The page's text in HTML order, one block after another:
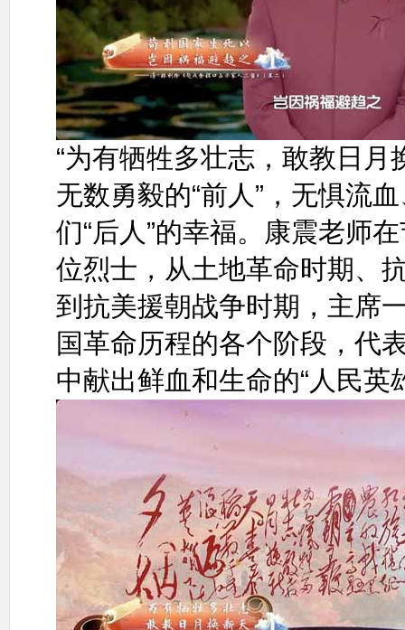
“为有牺牲多壮志，敢教日月
无数勇毅的“前人”，无惧流
们“后人”的幸福。康震老师
位烈士，从土地革命时期、
到抗美援朝战争时期，主席
国革命历程的各个阶段，代
中献出鲜血和生命的“人民英